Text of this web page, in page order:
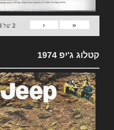
«
‹
2של
קטלוג ג'יפ 1974